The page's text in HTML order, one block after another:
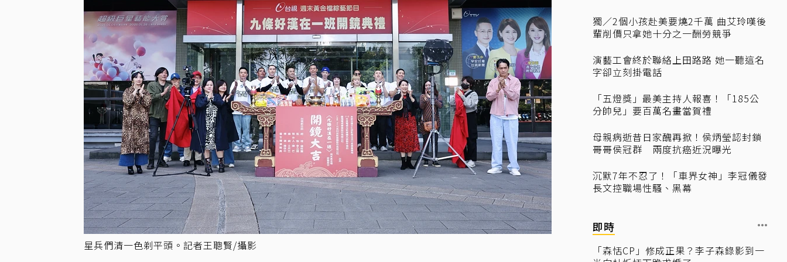
星兵們清一色剃平頭。記者王聰賢/攝影
獨／2個小孩赴美要燒2千萬 曲艾玲嘆後
輩削價只拿她十分之一酬勞競爭
演藝工會終於聯絡上田路路 她一聽這名
字卻立刻掛電話
「五燈獎」最美主持人報喜！「185公
分帥兒」要百萬名畫當賀禮
母親病逝昔日家醜再掀！侯炳瑩認封鎖
哥哥侯冠群 兩度抗癌近況曝光
沉默7年不忍了！「車界女神」李冠儀發
長文控職場性騷、黑幕
即時
「森恬CP」修成正果？李子森錄影到一